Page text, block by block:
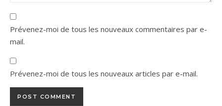
Prévenez-moi de tous les nouveaux commentaires par e-
mail.
Prévenez-moi de tous les nouveaux articles par e-mail.